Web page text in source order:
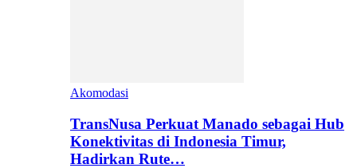
Akomodasi
TransNusa Perkuat Manado sebagai Hub
Konektivitas di Indonesia Timur,
Hadirkan Rute…